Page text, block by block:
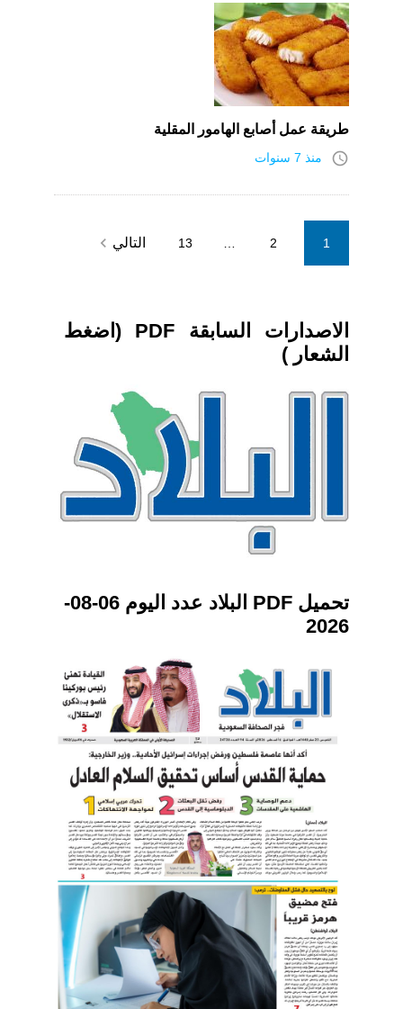
طريقة عمل أصابع الهامور المقلية
access_time منذ 7 سنوات
pagination
1
2
13 التالي navigate_next
الاصدارات السابقة PDF (اضغط
الشعار )
تحميل PDF البلاد عدد اليوم 06-08-
2026